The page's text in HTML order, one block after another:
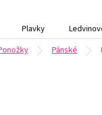
Plavky
Pánské